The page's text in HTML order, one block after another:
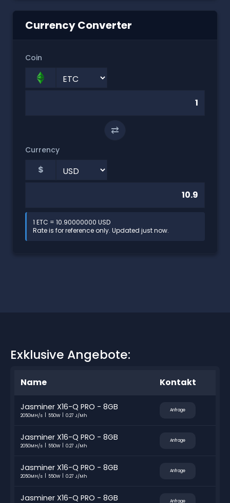
Currency Converter
Coin
⇄
Currency
$
1 ETC = 10.90000000 USD
Rate is for reference only. Updated just now.
Exklusive Angebote:
Name Kontakt
Jasminer X16-Q PRO - 8GB
2050MH/s 550W 0.27 J/Mh
Anfrage
Jasminer X16-Q PRO - 8GB
2050MH/s 550W 0.27 J/Mh
Anfrage
Jasminer X16-Q PRO - 8GB
2050MH/s 550W 0.27 J/Mh
Anfrage
Jasminer X16-Q PRO - 8GB Anfrage